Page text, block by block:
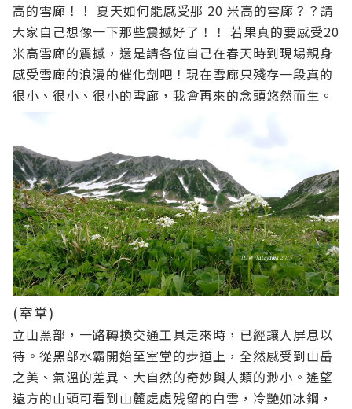
高的雪廊！！ 夏天如何能感受那 20 米高的雪廊？？請
大家自己想像一下那些震撼好了！！ 若果真的要感受20
米高雪廊的震撼，還是請各位自己在春天時到現場親身
感受雪廊的浪漫的催化劑吧！現在雪廊只殘存一段真的
很小、很小、很小的雪廊，我會再來的念頭悠然而生。
(室堂)
立山黑部，一路轉換交通工具走來時，已經讓人屏息以
待。從黑部水霸開始至室堂的步道上，全然感受到山岳
之美、氣溫的差異、大自然的奇妙與人類的渺小。遙望
遠方的山頭可看到山麓處處残留的白雪，冷艷如冰鋼，